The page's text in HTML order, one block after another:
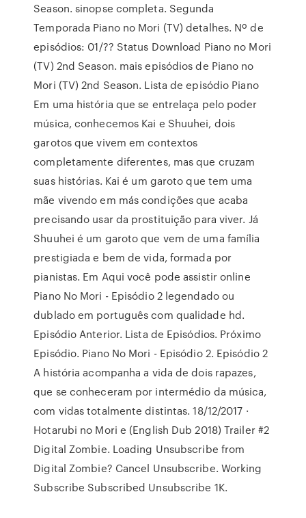
Season. sinopse completa. Segunda
Temporada Piano no Mori (TV) detalhes. Nº de
episódios: 01/?? Status Download Piano no Mori
(TV) 2nd Season. mais episódios de Piano no
Mori (TV) 2nd Season. Lista de episódio Piano
Em uma história que se entrelaça pelo poder
música, conhecemos Kai e Shuuhei, dois
garotos que vivem em contextos
completamente diferentes, mas que cruzam
suas histórias. Kai é um garoto que tem uma
mãe vivendo em más condições que acaba
precisando usar da prostituição para viver. Já
Shuuhei é um garoto que vem de uma família
prestigiada e bem de vida, formada por
pianistas. Em Aqui você pode assistir online
Piano No Mori - Episódio 2 legendado ou
dublado em português com qualidade hd.
Episódio Anterior. Lista de Episódios. Próximo
Episódio. Piano No Mori - Episódio 2. Episódio 2
A história acompanha a vida de dois rapazes,
que se conheceram por intermédio da música,
com vidas totalmente distintas. 18/12/2017 ·
Hotarubi no Mori e (English Dub 2018) Trailer #2
Digital Zombie. Loading Unsubscribe from
Digital Zombie? Cancel Unsubscribe. Working
Subscribe Subscribed Unsubscribe 1K.